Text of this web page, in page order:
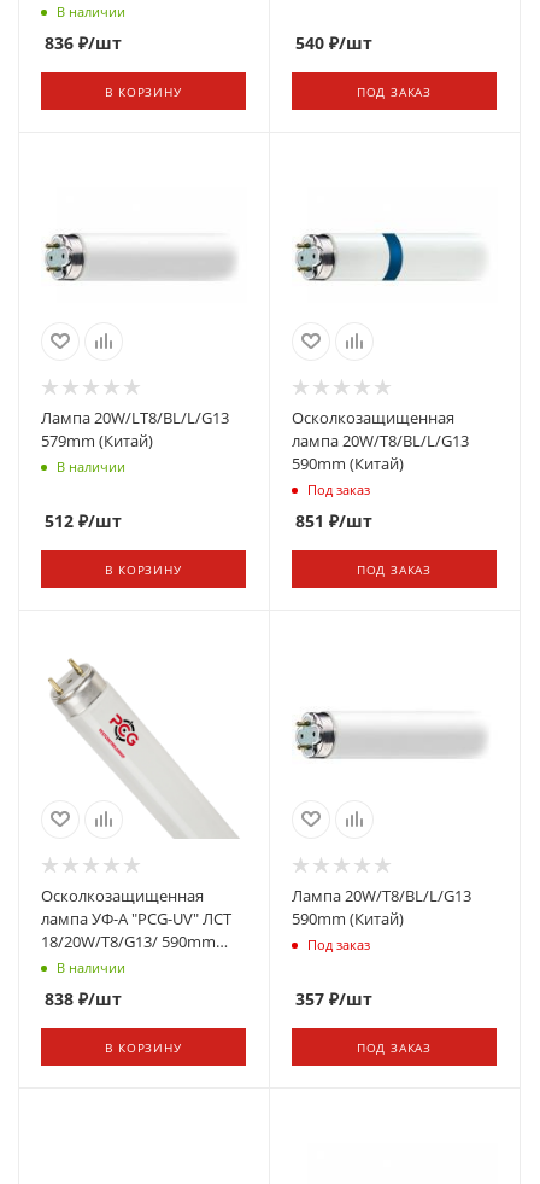
В наличии
836 ₽/шт
В КОРЗИНУ
540 ₽/шт
ПОД ЗАКАЗ
Лампа 20W/LТ8/BL/L/G13
579mm (Китай)
В наличии
512 ₽/шт
В КОРЗИНУ
Осколкозащищенная
лампа 20W/Т8/BL/L/G13
590mm (Китай)
Под заказ
851 ₽/шт
ПОД ЗАКАЗ
Осколкозащищенная
лампа УФ-А "PCG-UV" ЛCТ
18/20W/T8/G13/ 590mm
(Россия)
В наличии
838 ₽/шт
В КОРЗИНУ
Лампа 20W/Т8/BL/L/G13
590mm (Китай)
Под заказ
357 ₽/шт
ПОД ЗАКАЗ